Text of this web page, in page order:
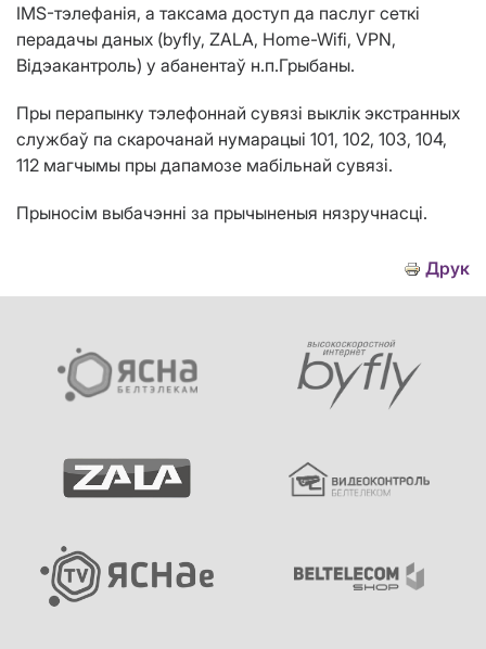
IMS-тэлефанія, а таксама доступ да паслуг сеткі
перадачы даных (byfly, ZALA, Home-Wifi, VPN,
Відэакантроль) у абанентаў н.п.Грыбаны.
Пры перапынку тэлефоннай сувязі выклік экстранных
службаў па скарочанай нумарацыі 101, 102, 103, 104,
112 магчымы пры дапамозе мабільнай сувязі.
Прыносім выбачэнні за прычыненыя нязручнасці.
Друк